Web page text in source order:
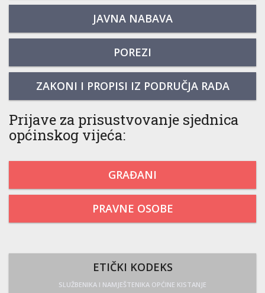
JAVNA NABAVA
POREZI
ZAKONI I PROPISI IZ PODRUČJA RADA
Prijave za prisustvovanje sjednica
općinskog vijeća:
GRAĐANI
PRAVNE OSOBE
ETIČKI KODEKS
SLUŽBENIKA I NAMJEŠTENIKA OPĆINE KISTANJE